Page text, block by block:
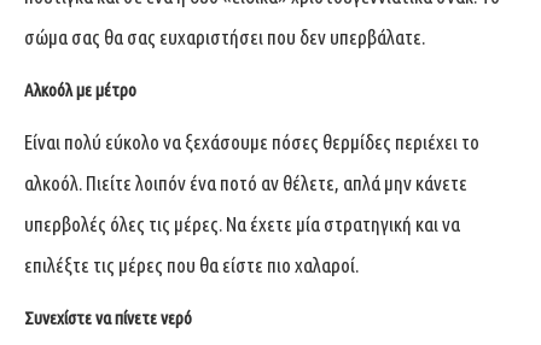
σώμα σας θα σας ευχαριστήσει που δεν υπερβάλατε.
Αλκοόλ με μέτρο
Είναι πολύ εύκολο να ξεχάσουμε πόσες θερμίδες περιέχει το
αλκοόλ. Πιείτε λοιπόν ένα ποτό αν θέλετε, απλά μην κάνετε
υπερβολές όλες τις μέρες. Να έχετε μία στρατηγική και να
επιλέξτε τις μέρες που θα είστε πιο χαλαροί.
Συνεχίστε να πίνετε νερό